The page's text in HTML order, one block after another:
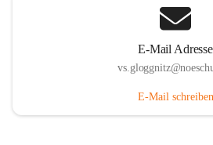
E-Mail Adresse
E-Mail schreiben